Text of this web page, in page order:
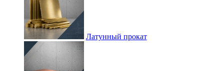
Латунный прокат